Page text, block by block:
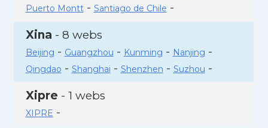
Puerto Montt- Santiago de Chile -
Xina - 8 webs
Beijing - Guangzhou - Kunming - Nanjing -
Qingdao - Shanghai - Shenzhen - Suzhou -
Xipre - 1 webs
XIPRE -